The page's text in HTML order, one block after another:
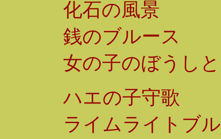
化石の風景
銭のブルース
女の子のぼうし
ハエの子守歌
ライムライトブ